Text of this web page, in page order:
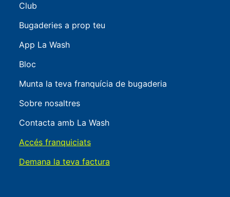
Club
Bugaderies a prop teu
App La Wash
Bloc
Munta la teva franquícia de bugaderia
Sobre nosaltres
Contacta amb La Wash
Accés franquiciats
Demana la teva factura